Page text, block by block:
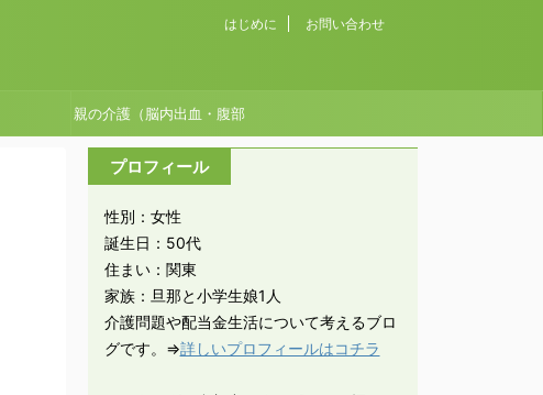
はじめに お問い合わせ
親の介護（脳内出血・腹部
大動脈瘤破裂）
プロフィール
性別：女性
誕生日：50代
住まい：関東
家族：旦那と小学生娘1人
介護問題や配当金生活について考えるブロ
グです。⇒詳しいプロフィールはコチラ